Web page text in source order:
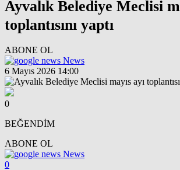
Ayvalık Belediye Meclisi
toplantısını yaptı
ABONE OL
News
6 Mayıs 2026 14:00
0
BEĞENDİM
ABONE OL
News
0